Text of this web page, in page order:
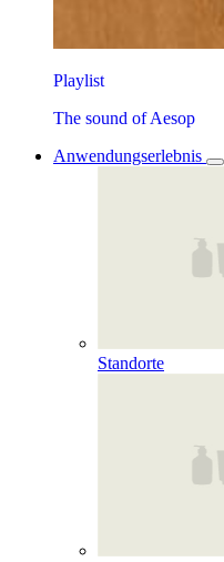
Playlist
The sound of Aesop
Anwendungserlebnis
Standorte